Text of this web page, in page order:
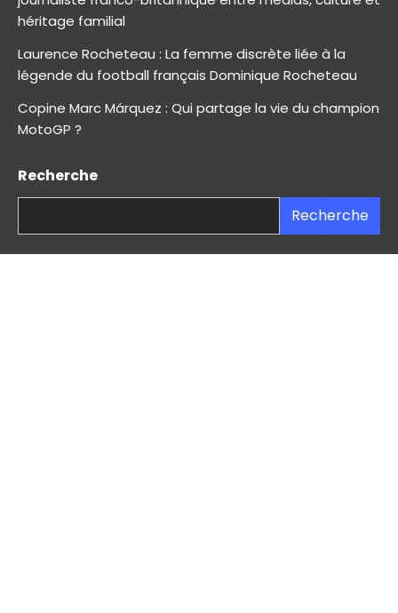
héritage familial
Laurence Rocheteau : La femme discrète liée à la
légende du football français Dominique Rocheteau
Copine Marc Márquez : Qui partage la vie du champion
MotoGP ?
Recherche
Recherche